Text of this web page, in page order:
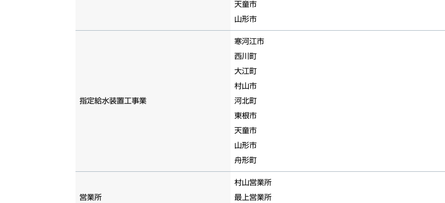
天童市
山形市
指定給水装置工事業
寒河江市
西川町
大江町
村山市
河北町
東根市
天童市
山形市
舟形町
営業所
村山営業所
最上営業所